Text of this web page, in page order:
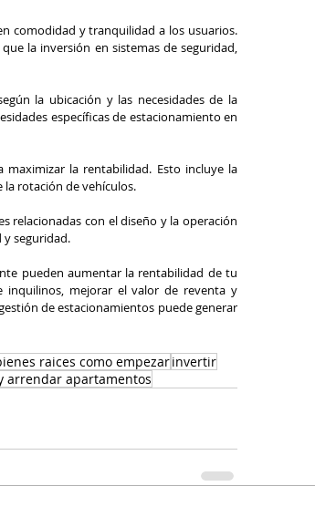
comodidad y tranquilidad a los usuarios.
la inversión en sistemas de seguridad,
la ubicación y las necesidades de la
específicas de estacionamiento en
maximizar la rentabilidad. Esto incluye la
la rotación de vehículos.
relacionadas con el diseño y la operación
y seguridad.
pueden aumentar la rentabilidad de tu
inquilinos, mejorar el valor de reventa y
de estacionamientos puede generar
raices como empezarinvertir
arrendar apartamentos